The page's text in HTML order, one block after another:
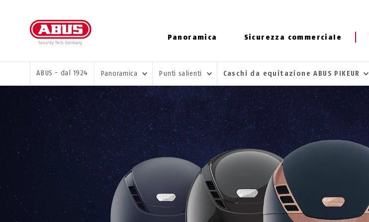
Panoramica Sicurezza commerciale
TI TROVI QUI:
ABUS - dal 1924 Panoramica Punti salienti Caschi da equitazione ABUS PIKEUR